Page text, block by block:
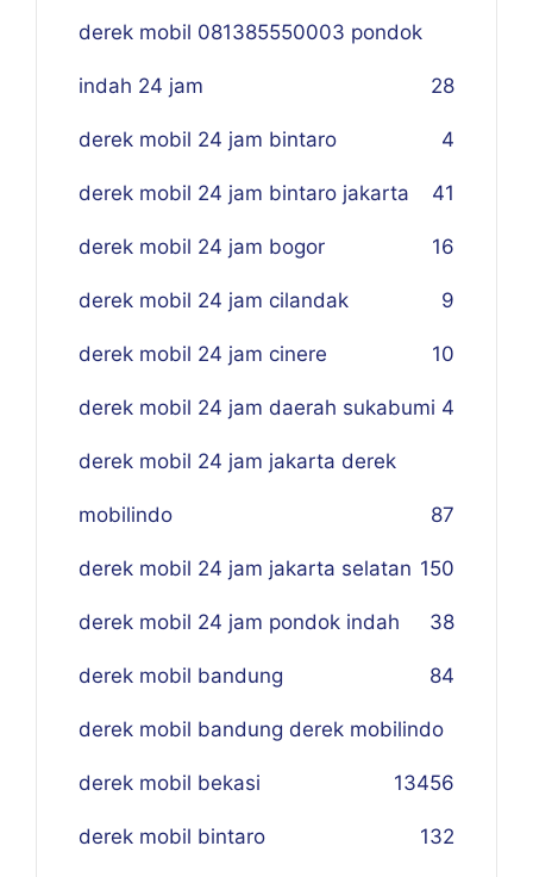
derek mobil 081385550003 pondok
indah 24 jam 28
derek mobil 24 jam bintaro 4
derek mobil 24 jam bintaro jakarta 41
derek mobil 24 jam bogor 16
derek mobil 24 jam cilandak 9
derek mobil 24 jam cinere 10
derek mobil 24 jam daerah sukabumi 4
derek mobil 24 jam jakarta derek
mobilindo 87
derek mobil 24 jam jakarta selatan 150
derek mobil 24 jam pondok indah 38
derek mobil bandung 84
derek mobil bandung derek mobilindo
56
derek mobil bekasi 134
derek mobil bintaro 132